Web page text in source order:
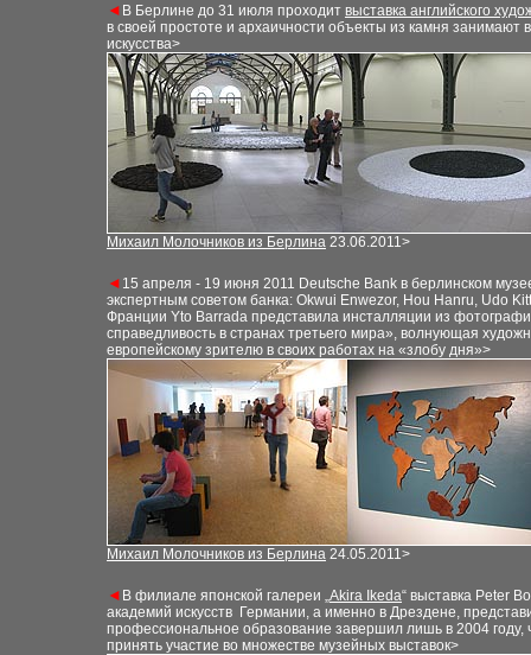
◄ В Берлине до 31 июля проходит выставка английского
в своей простоте и архаичности объекты из камня занимают
искусства>
Михаил Молочников из Берлина 23.06.2011>
◄ 15 апреля - 19 июня 2011 Deutsche Bank в берлинском
экспертным советом банка: Okwui Enwezor, Hou Hanru, Udo
Франции Yto Barrada представила инсталляции из
справедливость в странах третьего мира», волнующая
европейскому зрителю в своих работах на «злобу дня»>
Михаил Молочников из Берлина 24.05.2011>
◄ В филиале японской галереи „Akira I keda“ выставка Peter
академий искусств Германии, а именно в Дрездене,
профессиональное образование завершил лишь в 2004
принять участие во множестве музейных выставок>